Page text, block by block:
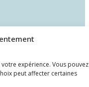
expérience. Vous pouvez
peut affecter certaines